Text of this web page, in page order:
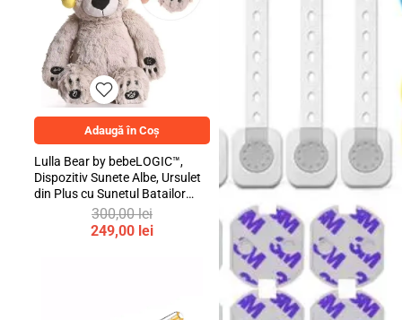
Adaugă în Coș
Lulla Bear by bebeLOGIC™,
Dispozitiv Sunete Albe, Ursulet
din Plus cu Sunetul Batailor
Inimii Mamei si Cantece de
300,00lei
Prețul
249,00 lei